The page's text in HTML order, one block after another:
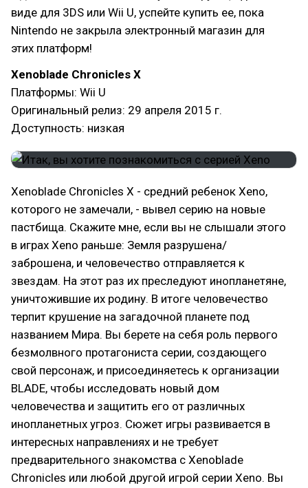
виде для 3DS или Wii U, успейте купить ее, пока
Nintendo не закрыла электронный магазин для
этих платформ!
Xenoblade Chronicles X
Платформы: Wii U
Оригинальный релиз: 29 апреля 2015 г.
Доступность: низкая
Xenoblade Chronicles X - средний ребенок Xeno,
которого не замечали, - вывел серию на новые
пастбища. Скажите мне, если вы не слышали этого
в играх Xeno раньше: Земля разрушена/
заброшена, и человечество отправляется к
звездам. На этот раз их преследуют инопланетяне,
уничтожившие их родину. В итоге человечество
терпит крушение на загадочной планете под
названием Мира. Вы берете на себя роль первого
безмолвного протагониста серии, создающего
свой персонаж, и присоединяетесь к организации
BLADE, чтобы исследовать новый дом
человечества и защитить его от различных
инопланетных угроз. Сюжет игры развивается в
интересных направлениях и не требует
предварительного знакомства с Xenoblade
Chronicles или любой другой игрой серии Xeno. Вы